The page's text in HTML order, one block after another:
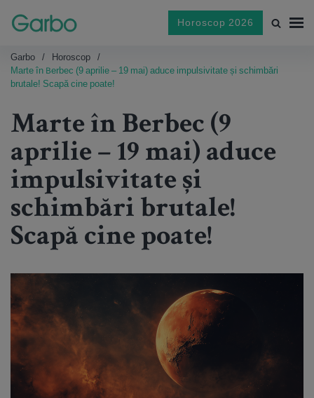
Horoscop 2026
Garbo
Horoscop
Marte în Berbec (9 aprilie – 19 mai) aduce impulsivitate și schimbări
brutale! Scapă cine poate!
Marte în Berbec (9
aprilie – 19 mai) aduce
impulsivitate și
schimbări brutale!
Scapă cine poate!